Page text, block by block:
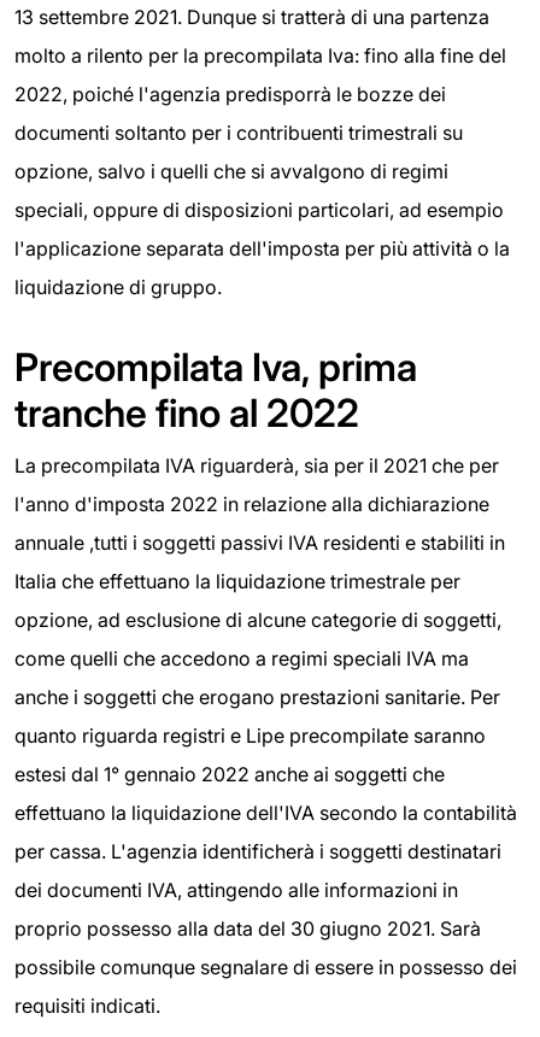
13 settembre 2021. Dunque si tratterà di una partenza
molto a rilento per la precompilata Iva: fino alla fine del
2022, poiché l'agenzia predisporrà le bozze dei
documenti soltanto per i contribuenti trimestrali su
opzione, salvo i quelli che si avvalgono di regimi
speciali, oppure di disposizioni particolari, ad esempio
l'applicazione separata dell'imposta per più attività o la
liquidazione di gruppo.
Precompilata Iva, prima
tranche fino al 2022
La precompilata IVA riguarderà, sia per il 2021 che per
l'anno d'imposta 2022 in relazione alla dichiarazione
annuale ,tutti i soggetti passivi IVA residenti e stabiliti in
Italia che effettuano la liquidazione trimestrale per
opzione, ad esclusione di alcune categorie di soggetti,
come quelli che accedono a regimi speciali IVA ma
anche i soggetti che erogano prestazioni sanitarie. Per
quanto riguarda registri e Lipe precompilate saranno
estesi dal 1° gennaio 2022 anche ai soggetti che
effettuano la liquidazione dell'IVA secondo la contabilità
per cassa. L'agenzia identificherà i soggetti destinatari
dei documenti IVA, attingendo alle informazioni in
proprio possesso alla data del 30 giugno 2021. Sarà
possibile comunque segnalare di essere in possesso dei
requisiti indicati.